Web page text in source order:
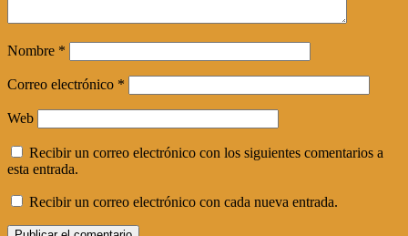
Nombre *
Correo electrónico *
Web
Recibir un correo electrónico con los siguientes comentarios a
esta entrada.
Recibir un correo electrónico con cada nueva entrada.